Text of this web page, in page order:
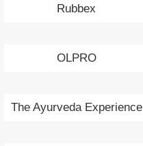
Rubbex
OLPRO
The Ayurveda Experience